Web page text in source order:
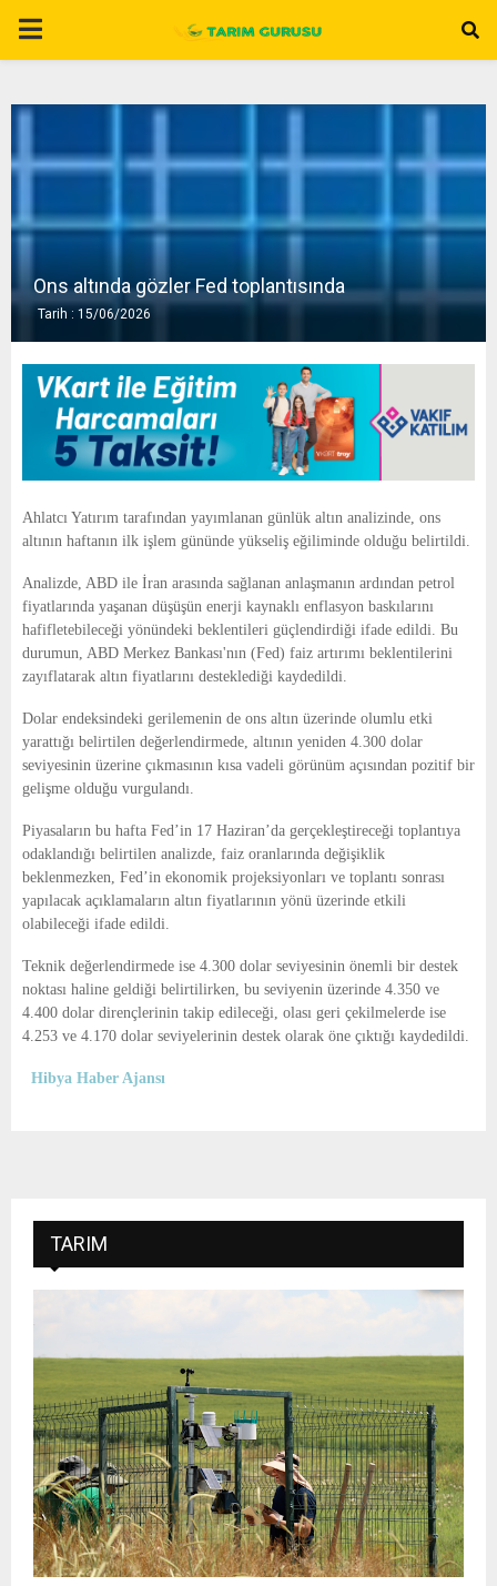
P
M
A
E
U
Ons altında gözler Fed toplantısında
Tarih : 15/06/2026
Ahlatcı Yatırım tarafından yayımlanan günlük altın analizinde, ons
altının haftanın ilk işlem gününde yükseliş eğiliminde olduğu belirtildi.
Analizde, ABD ile İran arasında sağlanan anlaşmanın ardından petrol
fiyatlarında yaşanan düşüşün enerji kaynaklı enflasyon baskılarını
hafifletebileceği yönündeki beklentileri güçlendirdiği ifade edildi. Bu
durumun, ABD Merkez Bankası'nın (Fed) faiz artırımı beklentilerini
zayıflatarak altın fiyatlarını desteklediği kaydedildi.
Dolar endeksindeki gerilemenin de ons altın üzerinde olumlu etki
yarattığı belirtilen değerlendirmede, altının yeniden 4.300 dolar
seviyesinin üzerine çıkmasının kısa vadeli görünüm açısından pozitif bir
gelişme olduğu vurgulandı.
Piyasaların bu hafta Fed’in 17 Haziran’da gerçekleştireceği toplantıya
odaklandığı belirtilen analizde, faiz oranlarında değişiklik
beklenmezken, Fed’in ekonomik projeksiyonları ve toplantı sonrası
yapılacak açıklamaların altın fiyatlarının yönü üzerinde etkili
olabileceği ifade edildi.
Teknik değerlendirmede ise 4.300 dolar seviyesinin önemli bir destek
noktası haline geldiği belirtilirken, bu seviyenin üzerinde 4.350 ve
4.400 dolar dirençlerinin takip edileceği, olası geri çekilmelerde ise
4.253 ve 4.170 dolar seviyelerinin destek olarak öne çıktığı kaydedildi.
Hibya Haber Ajansı
TARIM